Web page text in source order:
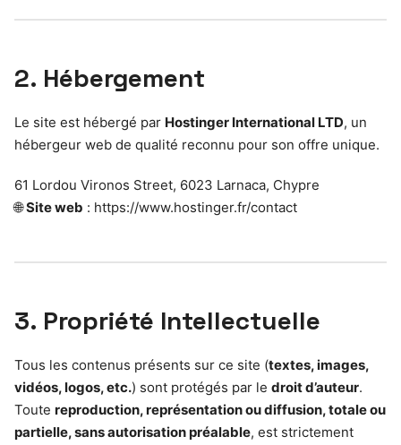
2. Hébergement
Le site est hébergé par Hostinger International LTD, un
hébergeur web de qualité reconnu pour son offre unique.
61 Lordou Vironos Street, 6023 Larnaca, Chypre
🌐Site web : https://www.hostinger.fr/contact
3. Propriété Intellectuelle
Tous les contenus présents sur ce site (textes, images,
vidéos, logos, etc.) sont protégés par le droit d’auteur.
Toute reproduction, représentation ou diffusion, totale ou
partielle, sans autorisation préalable, est strictement